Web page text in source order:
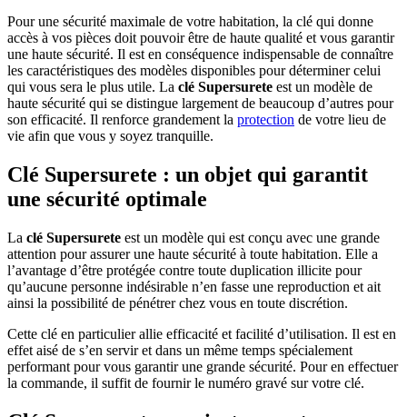
Pour une sécurité maximale de votre habitation, la clé qui donne
accès à vos pièces doit pouvoir être de haute qualité et vous garantir
une haute sécurité. Il est en conséquence indispensable de connaître
les caractéristiques des modèles disponibles pour déterminer celui
qui vous sera le plus utile. La clé Supersurete est un modèle de
haute sécurité qui se distingue largement de beaucoup d’autres pour
son efficacité. Il renforce grandement la protection de votre lieu de
vie afin que vous y soyez tranquille.
Clé Supersurete : un objet qui garantit
une sécurité optimale
La clé Supersurete est un modèle qui est conçu avec une grande
attention pour assurer une haute sécurité à toute habitation. Elle a
l’avantage d’être protégée contre toute duplication illicite pour
qu’aucune personne indésirable n’en fasse une reproduction et ait
ainsi la possibilité de pénétrer chez vous en toute discrétion.
Cette clé en particulier allie efficacité et facilité d’utilisation. Il est en
effet aisé de s’en servir et dans un même temps spécialement
performant pour vous garantir une grande sécurité. Pour en effectuer
la commande, il suffit de fournir le numéro gravé sur votre clé.